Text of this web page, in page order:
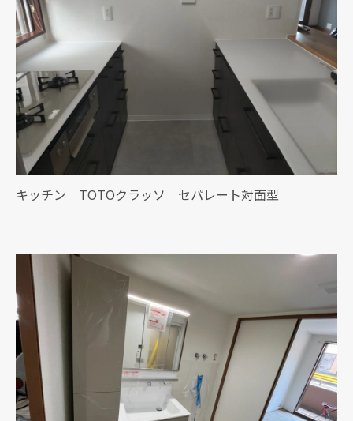
キッチン TOTOクラッソ セパレート対面型